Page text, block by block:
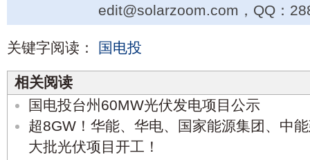
edit@solarzoom.com，QQ：
关键字阅读： 国电投
相关阅读
国电投台州60MW光伏发电项目公示
超8GW！华能、华电、国家能源集团、中
大批光伏项目开工！